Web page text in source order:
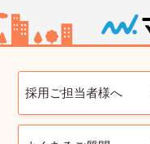
採用ご担当者様へ